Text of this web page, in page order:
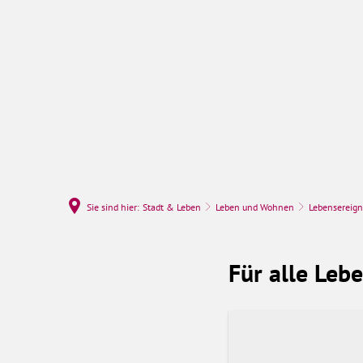
Sie sind hier: Stadt & Leben Leben und Wohnen
Für alle